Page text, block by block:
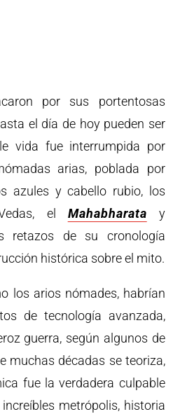
por sus portentosas
el día de hoy pueden ser
vida fue interrumpida por
arias, poblada por
azules y cabello rubio, los
el Mahabharata y
retazos de su cronología
histórica sobre el mito.
los arios nómades, habrían
de tecnología avanzada,
guerra, según algunos de
muchas décadas se teoriza,
fue la verdadera culpable
metrópolis, historia